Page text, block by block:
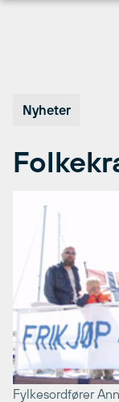
Nyheter
Fylkesordfører